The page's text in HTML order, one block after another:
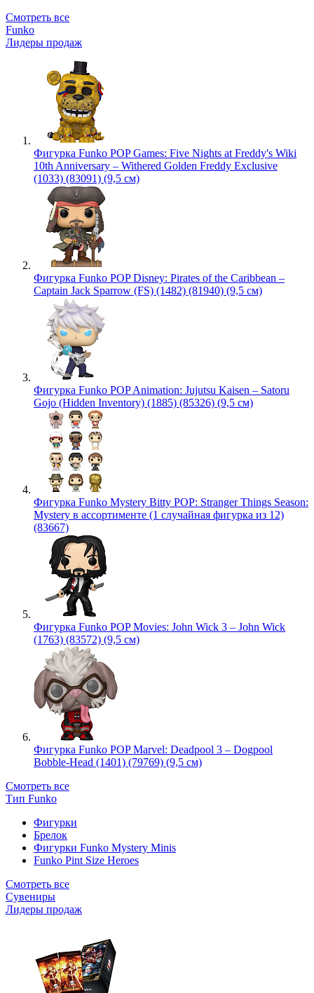
Смотреть все
Funko
Лидеры продаж
Фигурка Funko POP Games: Five Nights at Freddy's Wiki
10th Anniversary – Withered Golden Freddy Exclusive
(1033) (83091) (9,5 см)
Фигурка Funko POP Disney: Pirates of the Caribbean –
Captain Jack Sparrow (FS) (1482) (81940) (9,5 см)
Фигурка Funko POP Animation: Jujutsu Kaisen – Satoru
Gojo (Hidden Inventory) (1885) (85326) (9,5 см)
Фигурка Funko Mystery Bitty POP: Stranger Things Season:
Mystery в ассортименте (1 случайная фигурка из 12)
(83667)
Фигурка Funko POP Movies: John Wick 3 – John Wick
(1763) (83572) (9,5 см)
Фигурка Funko POP Marvel: Deadpool 3 – Dogpool
Bobble-Head (1401) (79769) (9,5 см)
Смотреть все
Тип Funko
Фигурки
Брелок
Фигурки Funko Mystery Minis
Funko Pint Size Heroes
Смотреть все
Сувениры
Лидеры продаж